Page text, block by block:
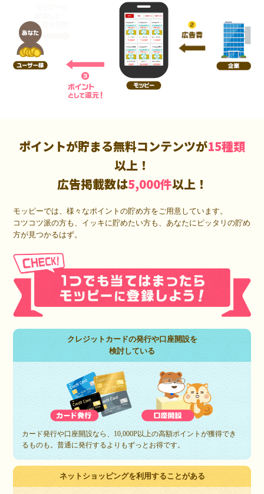
ポイントが貯まる無料コンテンツが15種類
以上！
広告掲載数は5,000件以上！
モッピーでは、様々なポイントの貯め方をご用意しています。
コツコツ派の方も、イッキに貯めたい方も、あなたにピッタリの貯め
方が見つかるはず。
クレジットカードの発行や口座開設を
検討している
カード発行や口座開設なら、10,000P以上の高額ポイントが獲得でき
るものも。普通に発行するよりもずっとお得です。
ネットショッピングを利用することがある